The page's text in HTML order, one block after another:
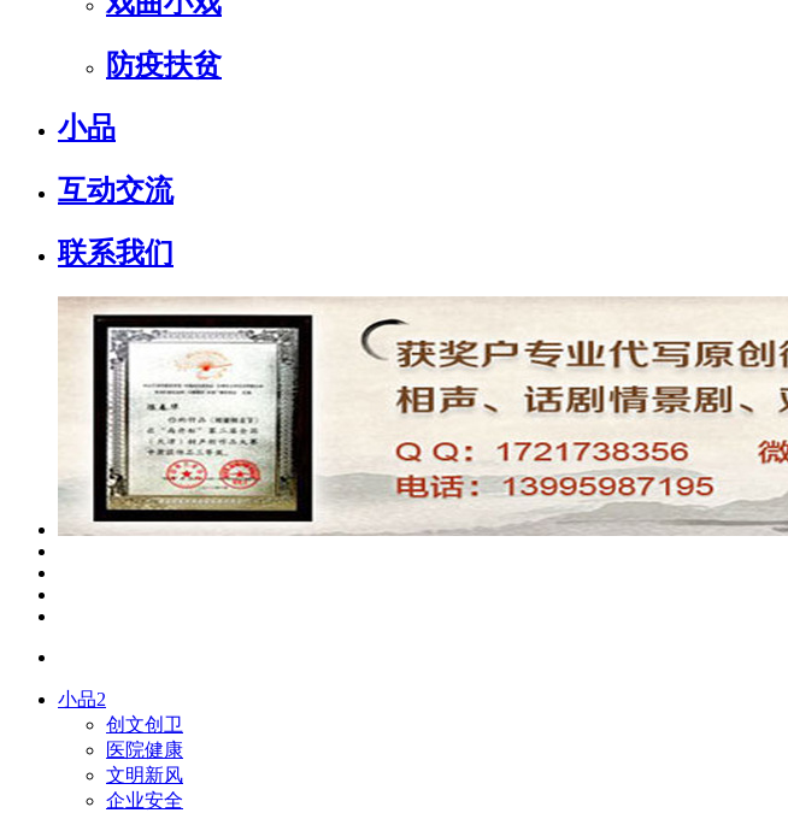
防疫扶贫
小品
互动交流
联系我们
小品2
创文创卫
医院健康
文明新风
企业安全